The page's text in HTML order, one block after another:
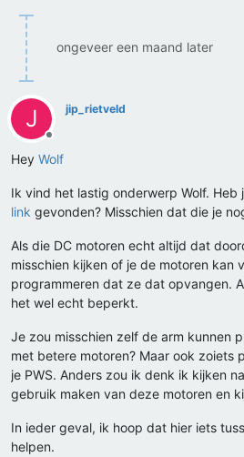
ongeveer een maand later
J
Offline
jip_rietveld
Hey Wolf
Ik vind het lastig onderwerp Wolf. Heb
link gevonden? Misschien dat die je
Als die DC motoren echt altijd dat
misschien kijken of je de motoren kan
programmeren dat ze dat opvangen.
het wel echt beperkt.
Je zou misschien zelf de arm kunnen
met betere motoren? Maar ook zoiets
je PWS. Anders zou ik denk ik kijken
gebruik maken van deze motoren en
In ieder geval, ik hoop dat hier iets
helpen.